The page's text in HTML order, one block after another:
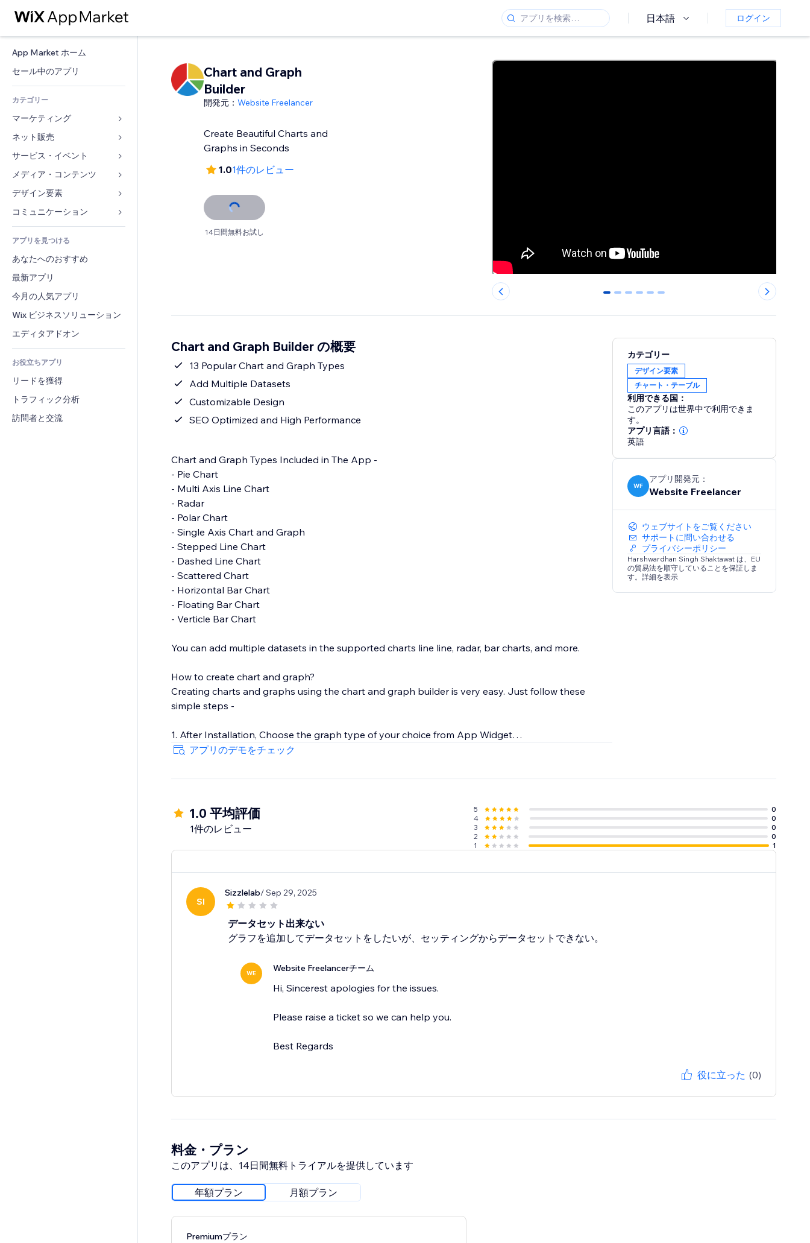
日本語 ログイン
App Market ホーム
セール中のアプリ
カテゴリー
マーケティング
広告
モバイル
アクセス解析
リスティング広告
メール
コンバージョン
ネット販売
ストア用アプリ
発送・配達
販売ボタン
会計
クーポン・特典
倉庫管理ソリューション
ドロップシッピング
食品・飲料
サービス・イベント
ホテル
イベント
レストラン
不動産
ブッキング
メディア・コンテンツ
ギャラリー
音楽
ポッドキャスト
写真
動画
PDF
ファイル共有
ニュース
デザイン要素
マップ・ナビ
プライバシー・セキュリティ
時計
ページテンプレート
画像効果
ボタン・メニュー
バナー・バッジ
電卓
検索
天気
チャート・テーブル
フォーム
ブログ
投票
チャット
コメント
電話
コミュニティィ
レビュー・お客さまの声
CRM
アプリを見つける
あなたへのおすすめ
最新アプリ
今月の人気アプリ
Wix ビジネスソリューション
エディタアドオン
お役立ちアプリ
リードを獲得
トラフィック分析
訪問者と交流
Chart and Graph
Builder
開発元： Website Freelancer
Create Beautiful Charts and
Graphs in Seconds
1.01件のレビュー
14日間無料お試し
0 1 2 3 4 5
Chart and Graph Builder の概要
13 Popular Chart and Graph Types
Add Multiple Datasets
Customizable Design
SEO Optimized and High Performance
Chart and Graph Types Included in The App -
- Pie Chart
- Multi Axis Line Chart
- Radar
- Polar Chart
- Single Axis Chart and Graph
- Stepped Line Chart
- Dashed Line Chart
- Scattered Chart
- Horizontal Bar Chart
- Floating Bar Chart
- Verticle Bar Chart
You can add multiple datasets in the supported charts line line, radar, bar charts, and more.
How to create chart and graph?
Creating charts and graphs using the chart and graph builder is very easy. Just follow these
simple steps -
1. After Installation, Choose the graph type of your choice from App Widget
2. Add the Widget in section, cell, container, or CSS grid.
4. Customize your chart design from the various customization settings
Stretch the chart to cover the layout tool.
Each chart features customization options such as chart height, colors for datasets, fill areas,
アプリのデモをチェック
カテゴリー
デザイン要素
チャート・テーブル
利用できる国：
このアプリは世界中で利用できま
す。
アプリ言語：
英語
WF
アプリ開発元：
Website Freelancer
ウェブサイトをご覧ください
サポートに問い合わせる
プライバシーポリシー
Harshwardhan Singh Shaktawat は、EU
の貿易法を順守していることを保証しま
す。詳細を表示
1.0 平均評価
1件のレビュー
5
0
4
0
3
0
2
0
1
1
SI
Sizzlelab/ Sep 29, 2025
データセット出来ない
グラフを追加してデータセットをしたいが、セッティングからデータセットできない。
WE Website Freelancerチーム
Hi, Sincerest apologies for the issues.
Please raise a ticket so we can help you.
Best Regards
役に立った (0)
料金・プラン
このアプリは、14日間無料トライアルを提供しています
年額プラン 月額プラン
Premiumプラン